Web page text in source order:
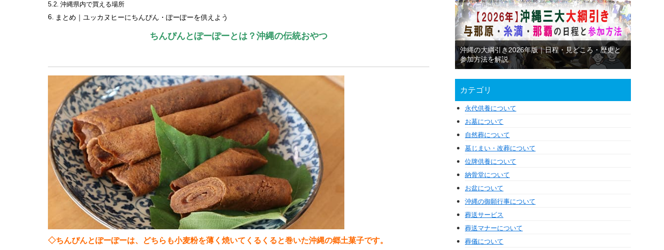
沖縄県内で買える場所
まとめ｜ユッカヌヒーにちんぴん・ぽーぽーを供えよう
ちんぴんとぽーぽーとは？沖縄の伝統おやつ
◇ちんぴんとぽーぽーは、どちらも小麦粉を薄く焼いてくるくると巻いた沖縄の郷土菓子です。
沖縄の大綱引き2026年版｜日程・見どころ・歴史と
参加方法を解説
カテゴリ
永代供養について
お墓について
自然葬について
墓じまい・改葬について
位牌供養について
納骨堂について
お盆について
沖縄の御願行事について
葬送サービス
葬送マナーについて
葬儀について